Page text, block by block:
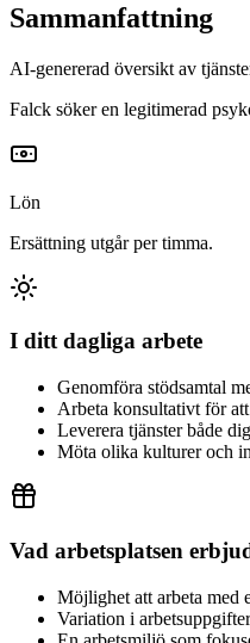
Sammanfattning
AI-genererad översikt av
Falck söker en legitimerad
Lön
Ersättning utgår per timma.
I ditt dagliga arbete
Genomföra stödsamtal
Arbeta konsultativt för
Leverera tjänster både
Möta olika kulturer och
Vad arbetsplatsen
Möjlighet att arbeta med
Variation i